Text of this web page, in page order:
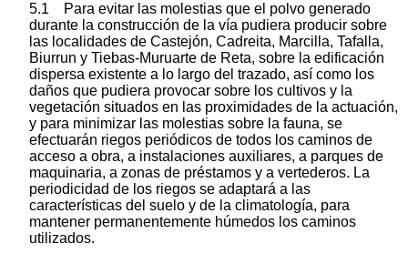
5.1 Para evitar las molestias que el polvo generado
durante la construcción de la vía pudiera producir sobre
las localidades de Castejón, Cadreita, Marcilla, Tafalla,
Biurrun y Tiebas-Muruarte de Reta, sobre la edificación
dispersa existente a lo largo del trazado, así como los
daños que pudiera provocar sobre los cultivos y la
vegetación situados en las proximidades de la actuación,
y para minimizar las molestias sobre la fauna, se
efectuarán riegos periódicos de todos los caminos de
acceso a obra, a instalaciones auxiliares, a parques de
maquinaria, a zonas de préstamos y a vertederos. La
periodicidad de los riegos se adaptará a las
características del suelo y de la climatología, para
mantener permanentemente húmedos los caminos
utilizados.